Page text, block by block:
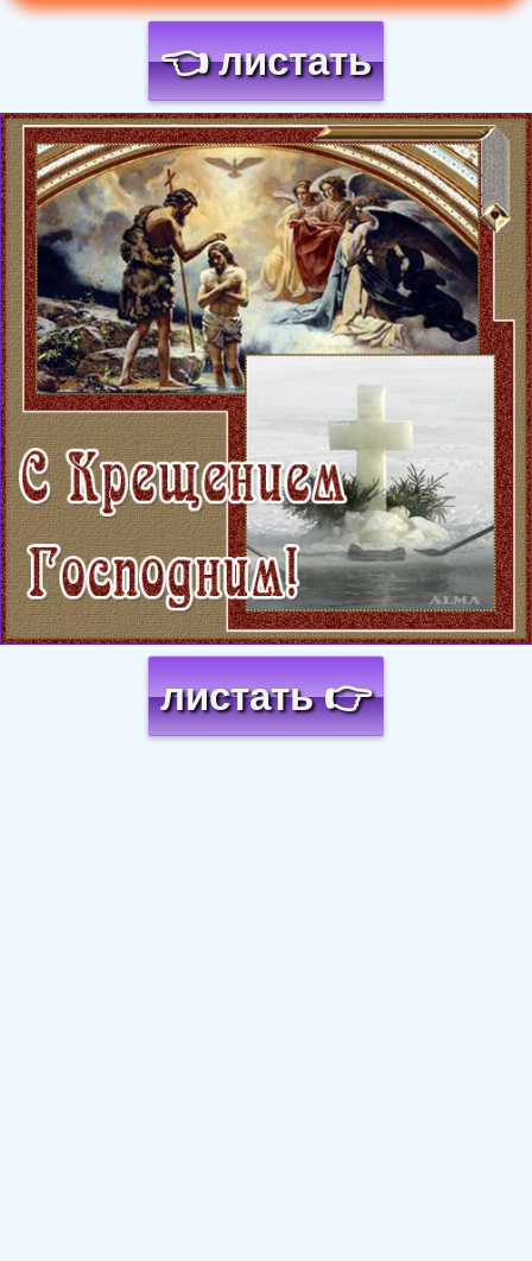
👈 листать
Загрузка картинки...
листать 👉